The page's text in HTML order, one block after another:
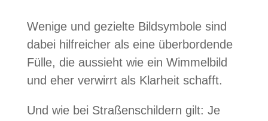
Wenige und gezielte Bild­sym­bole sind
dabei hilf­rei­cher als eine über­bor­dende
Fülle, die aus­sieht wie ein Wim­mel­bild
und eher ver­wirrt als Klar­heit schafft.
Und wie bei Stra­ßen­schil­dern gilt: Je